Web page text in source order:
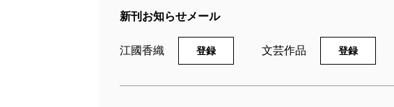
新刊お知らせメール
江國香織 登録 文芸作品 登録